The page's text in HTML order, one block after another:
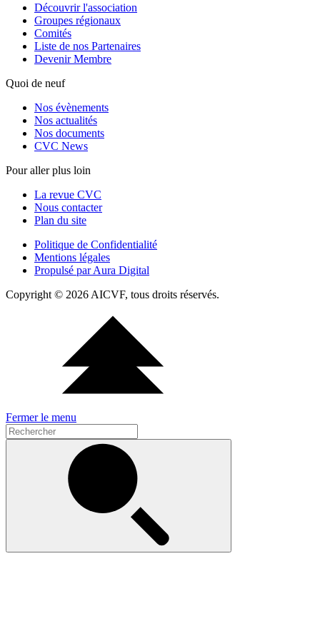
Découvrir l'association
Groupes régionaux
Comités
Liste de nos Partenaires
Devenir Membre
Quoi de neuf
Nos évènements
Nos actualités
Nos documents
CVC News
Pour aller plus loin
La revue CVC
Nous contacter
Plan du site
Politique de Confidentialité
Mentions légales
Propulsé par Aura Digital
Copyright © 2026 AICVF, tous droits réservés.
Fermer le menu